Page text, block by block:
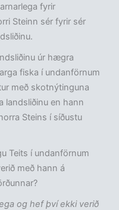
fyrir
Steinn sér fyrir sér
úr hægra
fiska í undanförnum
með skotnýtinguna
landsliðinu en hann
Steins í síðustu
Teits í undanförnum
með hann á
og hef því ekki verið